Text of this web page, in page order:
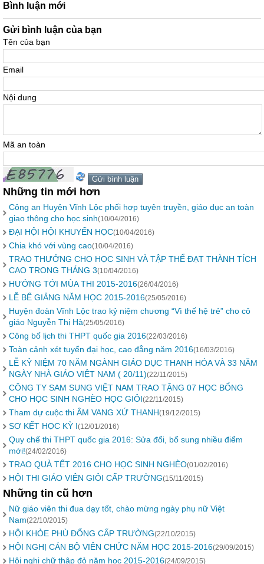
Bình luận mới
Gửi bình luận của bạn
Tên của bạn
Email
Nội dung
Mã an toàn
Những tin mới hơn
Công an Huyện Vĩnh Lộc phối hợp tuyên truyền, giáo dục an toàn
giao thông cho học sinh(10/04/2016)
ĐẠI HỘI HỘI KHUYẾN HỌC(10/04/2016)
Chia khó với vùng cao(10/04/2016)
TRAO THƯỞNG CHO HỌC SINH VÀ TẬP THỂ ĐẠT THÀNH TÍCH
CAO TRONG THÁNG 3(10/04/2016)
HƯỚNG TỚI MÙA THI 2015-2016(26/04/2016)
LỄ BẾ GIẢNG NĂM HỌC 2015-2016(25/05/2016)
Huyện đoàn Vĩnh Lộc trao kỷ niệm chương “Vì thế hệ trẻ” cho cô
giáo Nguyễn Thị Hà(25/05/2016)
Công bố lịch thi THPT quốc gia 2016(22/03/2016)
Toàn cảnh xét tuyển đại học, cao đẳng năm 2016(16/03/2016)
LỄ KỶ NIỆM 70 NĂM NGÀNH GIÁO DỤC THANH HÓA VÀ 33 NĂM
NGÀY NHÀ GIÁO VIỆT NAM ( 20/11)(22/11/2015)
CÔNG TY SAM SUNG VIỆT NAM TRAO TẶNG 07 HỌC BỔNG
CHO HỌC SINH NGHÈO HỌC GIỎI(22/11/2015)
Tham dự cuộc thi ÂM VANG XỨ THANH(19/12/2015)
SƠ KẾT HỌC KỲ I(12/01/2016)
Quy chế thi THPT quốc gia 2016: Sửa đổi, bổ sung nhiều điểm
mới!(24/02/2016)
TRAO QUÀ TẾT 2016 CHO HỌC SINH NGHÈO(01/02/2016)
HỘI THI GIÁO VIÊN GIỎI CẤP TRƯỜNG(15/11/2015)
Những tin cũ hơn
Nữ giáo viên thi đua dạy tốt, chào mừng ngày phụ nữ Việt
Nam(22/10/2015)
HỘI KHỎE PHÙ ĐỔNG CẤP TRƯỜNG(22/10/2015)
HỘI NGHỊ CÁN BỘ VIÊN CHỨC NĂM HỌC 2015-2016(29/09/2015)
Hội nghị chữ thập đỏ năm học 2015-2016(24/09/2015)